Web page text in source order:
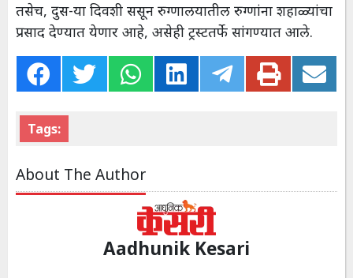
तसेच, दुस-या दिवशी ससून रुग्णालयातील रुग्णांना शहाळ्यांचा
प्रसाद देण्यात येणार आहे, असेही ट्रस्टतर्फे सांगण्यात आले.
Tags:
About The Author
Aadhunik Kesari